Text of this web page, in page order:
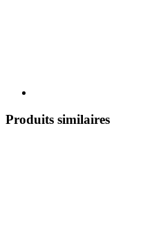
Produits similaires